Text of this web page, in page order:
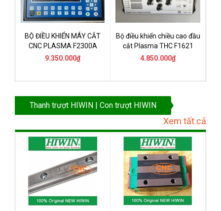
BỘ ĐIỀU KHIỂN MÁY CẮT
CNC PLASMA F2300A
9.350.000₫
Bộ điều khiển chiều cao đầu
cắt Plasma THC F1621
4.850.000₫
Thanh trượt HIWIN | Con trượt HIWIN
Xem tất cả